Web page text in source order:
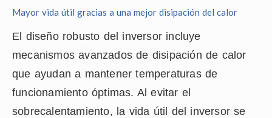
Mayor vida útil gracias a una mejor disipación del calor
El diseño robusto del inversor incluye
mecanismos avanzados de disipación de calor
que ayudan a mantener temperaturas de
funcionamiento óptimas. Al evitar el
sobrecalentamiento, la vida útil del inversor se